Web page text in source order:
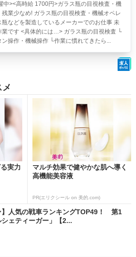
中><高時給 1700円>ガラス瓶の目視検査・機
業少なめ!ガラス瓶の目視検査・機械オペレ
などを製造しているメーカーでのお仕事 未
業です <具体的には…> ガラス瓶の目視検査 └
操作・機械操作 └作業に慣れてきたら...
実力
マルチ効果で健やかな肌へ導く
高機能美容液
PR(エリクシール on 美的.com)
】人気の戦車ランキングTOP49！ 第1
ェティーガー」【2...